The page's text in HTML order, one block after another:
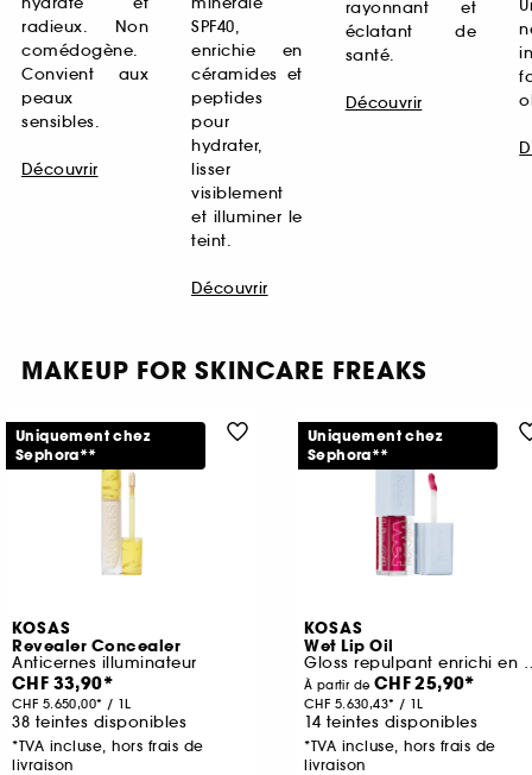
radieux. Non
comédogène.
Convient aux
peaux
sensibles.
Découvrir
SPF40,
enrichie en
céramides et
peptides
pour
hydrater,
lisser
visiblement
et illuminer le
teint.
Découvrir
rayonnant et
éclatant de
santé.
Découvrir
MAKEUP FOR SKINCARE FREAKS
KOSAS
Revealer Concealer
Anticernes illuminateur
CHF 33,90
CHF 5.650,00 / 1L
38 teintes disponibles
*TVA incluse, hors frais de
livraison
Uniquement chez
Sephora**
KOSAS
Wet Lip Oil
Gloss
À partir de CHF 25,90
CHF 5.630,43 / 1L
14 teintes disponibles
*TVA incluse, hors frais de
livraison
Uniquement chez
Sephora**